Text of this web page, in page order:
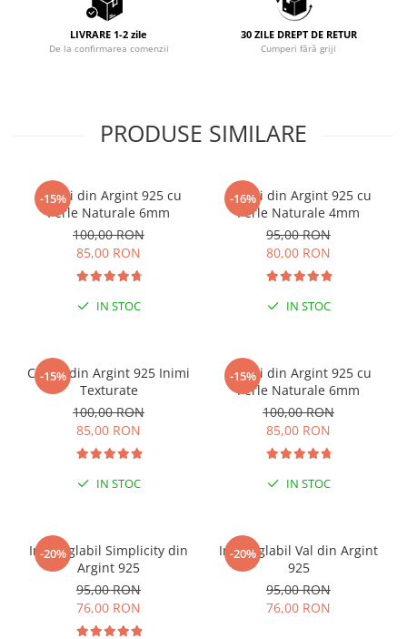
LIVRARE 1-2 zile
De la confirmarea comenzii
30 ZILE DREPT DE RETUR
Cumperi fără griji
PRODUSE SIMILARE
-15%
Cercei din Argint 925 cu
Perle Naturale 6mm
100,00 RON
85,00 RON
IN STOC
-16%
Cercei din Argint 925 cu
Perle Naturale 4mm
95,00 RON
80,00 RON
IN STOC
-15%
Cercei din Argint 925 Inimi
Texturate
100,00 RON
85,00 RON
IN STOC
-15%
Cercei din Argint 925 cu
Perle Naturale 6mm
100,00 RON
85,00 RON
IN STOC
-20%
Inel reglabil Simplicity din
Argint 925
95,00 RON
76,00 RON
-20%
Inel reglabil Val din Argint
925
95,00 RON
76,00 RON